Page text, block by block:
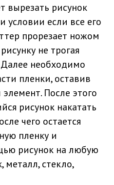
вырезать рисунок
условии если все его
прорезает ножом
не трогая
необходимо
пленки, оставив
После этого
рисунок накатать
чего остается
пленку и
рисунок на любую
металл, стекло,